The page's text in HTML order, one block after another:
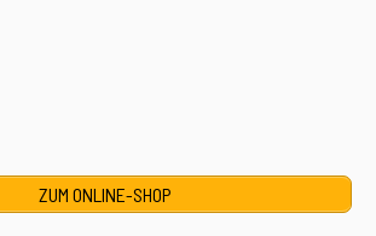
ZUM ONLINE-SHOP